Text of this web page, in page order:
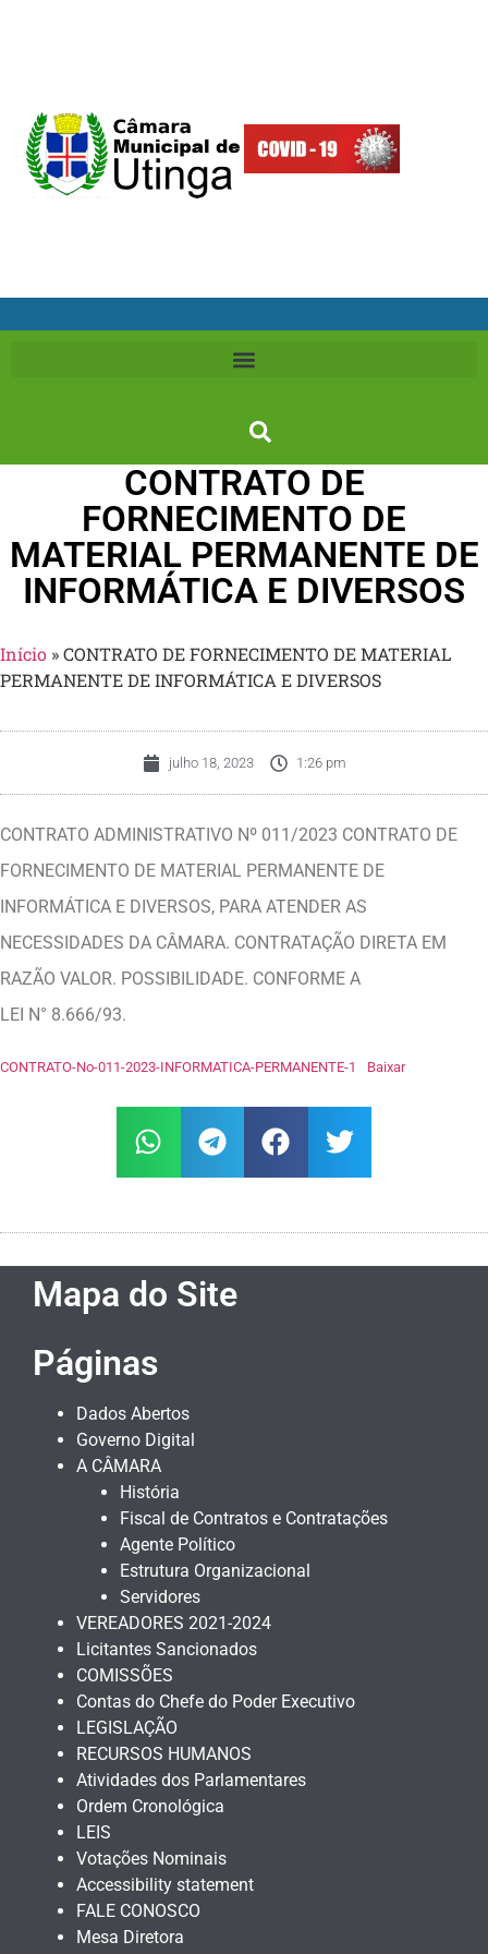
CONTRATO DE
FORNECIMENTO DE
MATERIAL PERMANENTE DE
INFORMÁTICA E DIVERSOS
Início »CONTRATO DE FORNECIMENTO DE MATERIAL
PERMANENTE DE INFORMÁTICA E DIVERSOS
julho 18, 2023 1:26 pm
CONTRATO ADMINISTRATIVO Nº 011/2023 CONTRATO DE
FORNECIMENTO DE MATERIAL PERMANENTE DE
INFORMÁTICA E DIVERSOS, PARA ATENDER AS
NECESSIDADES DA CÂMARA. CONTRATAÇÃO DIRETA EM
RAZÃO VALOR. POSSIBILIDADE. CONFORME A
LEI N° 8.666/93.
CONTRATO-No-011-2023-INFORMATICA-PERMANENTE-1 Baixar
Mapa do Site
Páginas
Dados Abertos
Governo Digital
A CÂMARA
História
Fiscal de Contratos e Contratações
Agente Político
Estrutura Organizacional
Servidores
VEREADORES 2021-2024
Licitantes Sancionados
COMISSÕES
Contas do Chefe do Poder Executivo
LEGISLAÇÃO
RECURSOS HUMANOS
Atividades dos Parlamentares
Ordem Cronológica
LEIS
Votações Nominais
Accessibility statement
FALE CONOSCO
Mesa Diretora